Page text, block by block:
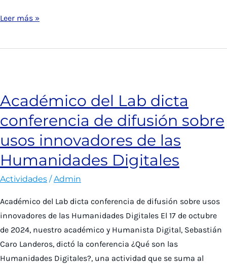
Director
Lab
Europa
para
fortalecer
vínculos
en
innovación
las
Humanidades
Leer más »
Académico del Lab dicta
conferencia de difusión sobre
usos innovadores de las
Humanidades Digitales
Actividades /Admin
Académico del Lab dicta conferencia de difusión sobre usos
innovadores de las Humanidades Digitales El 17 de octubre
de 2024, nuestro académico y Humanista Digital, Sebastián
Caro Landeros, dictó la conferencia ¿Qué son las
Humanidades Digitales?, una actividad que se suma al